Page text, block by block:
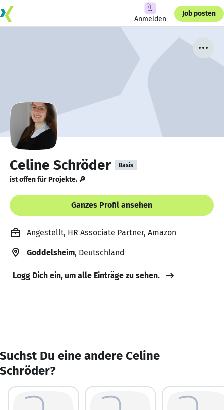
Anmelden
Job posten
Celine Schröder Basis
ist offen für Projekte. 🔎
Ganzes Profil ansehen
Angestellt, HR Associate Partner, Amazon
Goddelsheim, Deutschland
Logg Dich ein, um alle Einträge zu sehen.
Suchst Du eine andere Celine
Schröder?